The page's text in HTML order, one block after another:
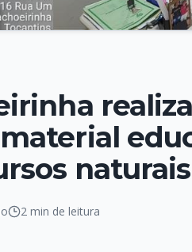
naturais
2 min de leitura